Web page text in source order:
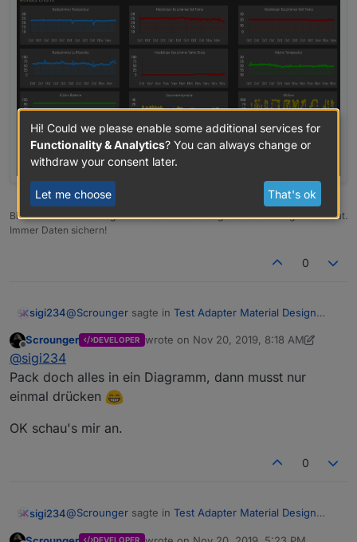
Bitte benutzt das Voting rechts unten im Beitrag wenn er euch geholfen hat.
Immer Daten sichern!
0
sigi234@Scrounger sagte in Test Adapter Material Design
Ja
Vis nur teilweise.
Beim Start:
Offline
Scrounger DEVELOPER wrote on Nov 20, 2019, 8:18 AM
last edited by ScroungerNov 20, 2019,
@sigi234
Pack doch alles in ein Diagramm, dann musst nur
einmal drücken
OK schau's mir an.
0
sigi234@Scrounger sagte in Test Adapter Material Design
DEVELOPER
Hi! Could we please enable some additional services for
Functionality & Analytics? You can always change or
withdraw your consent later.
Let me choose That's ok